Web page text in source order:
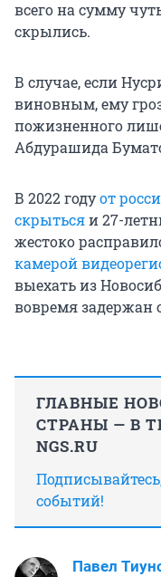
всего на сумму
скрылись.
В случае, если
виновным, ему
пожизненного
Абдурашида
В 2022 годуот
скрытьсяи 27-
жестоко
камерой
выехать из
вовремя задержан
ГЛАВНЫЕ
СТРАНЫ — В
NGS.RU
событий!
Павел